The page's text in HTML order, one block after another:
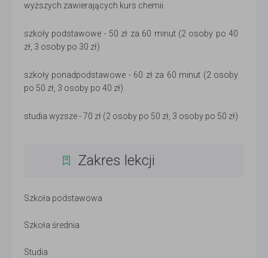
wyższych zawierających kurs chemii.
szkoły podstawowe - 50 zł za 60 minut (2 osoby po 40
zł, 3 osoby po 30 zł)
szkoły ponadpodstawowe - 60 zł za 60 minut (2 osoby
po 50 zł, 3 osoby po 40 zł)
studia wyższe - 70 zł (2 osoby po 50 zł, 3 osoby po 50 zł)
Zakres lekcji
Szkoła podstawowa
Szkoła średnia
Studia